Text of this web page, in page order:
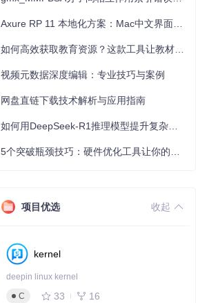
视频元数据深度编辑：专业技巧与案例
网盘直链下载技术解析与应用指南
项目优选 收起
kernel
deepin linux kernel
C
33 16